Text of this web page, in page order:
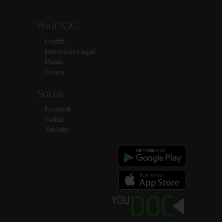
YouDOC
Credits
Informazioni legali
Mappa
Privacy
Social
Facebook
Twitter
YouTube